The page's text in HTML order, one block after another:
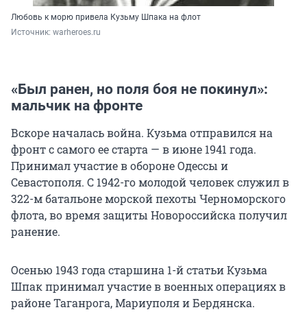
Любовь к морю привела Кузьму Шпака на флот
Источник: warheroes.ru
«Был ранен, но поля боя не покинул»:
мальчик на фронте
Вскоре началась война. Кузьма отправился на
фронт с самого ее старта — в июне 1941 года.
Принимал участие в обороне Одессы и
Севастополя. С 1942-го молодой человек служил в
322-м батальоне морской пехоты Черноморского
флота, во время защиты Новороссийска получил
ранение.
Осенью 1943 года старшина 1-й статьи Кузьма
Шпак принимал участие в военных операциях в
районе Таганрога, Мариуполя и Бердянска.